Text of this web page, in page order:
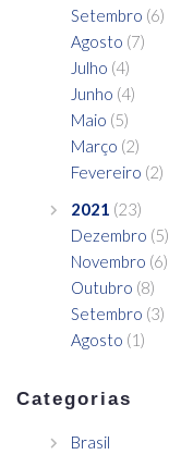
Setembro (6)
Agosto (7)
Julho (4)
Junho (4)
Maio (5)
Março (2)
Fevereiro (2)
2021 (23)
Dezembro (5)
Novembro (6)
Outubro (8)
Setembro (3)
Agosto (1)
Categorias
Brasil